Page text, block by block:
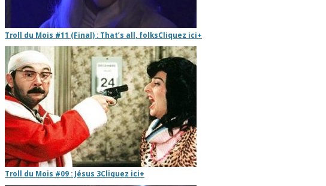
Troll du Mois #11 (Final) : That’s all, folksCliquez ici+
Troll du Mois #09 : Jésus 3Cliquez ici+